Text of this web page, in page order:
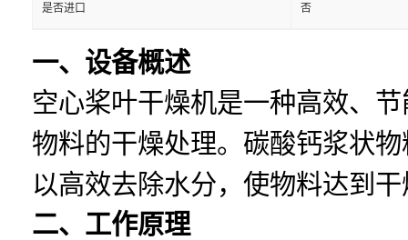
是否进口 否
一、设备概述
空心桨叶干燥机是一种高效、
物料的干燥处理。碳酸钙浆状
以高效去除水分，使物料达到
二、工作原理